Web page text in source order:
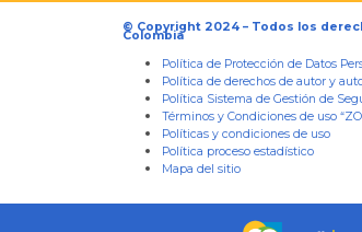
© Copyright 2024 – Todos los
Colombia
Política de Protección de Datos
Política de derechos de autor y
Política Sistema de Gestión de
Términos y Condiciones de uso
Políticas y condiciones de uso
Política proceso estadístico
Mapa del sitio